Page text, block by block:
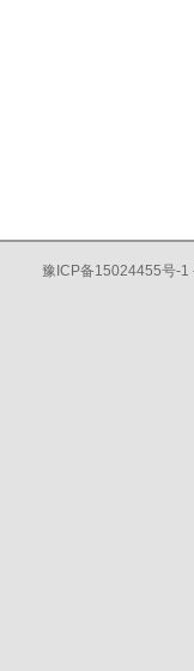
豫ICP备15024455号-